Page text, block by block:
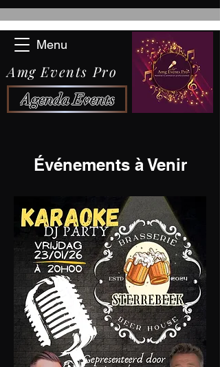
Menu
Amg Events Pro
Agenda Events
Événements à Venir